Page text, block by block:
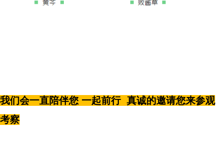
我们会一直陪伴您 一起前行 真诚的邀请您来参观
考察